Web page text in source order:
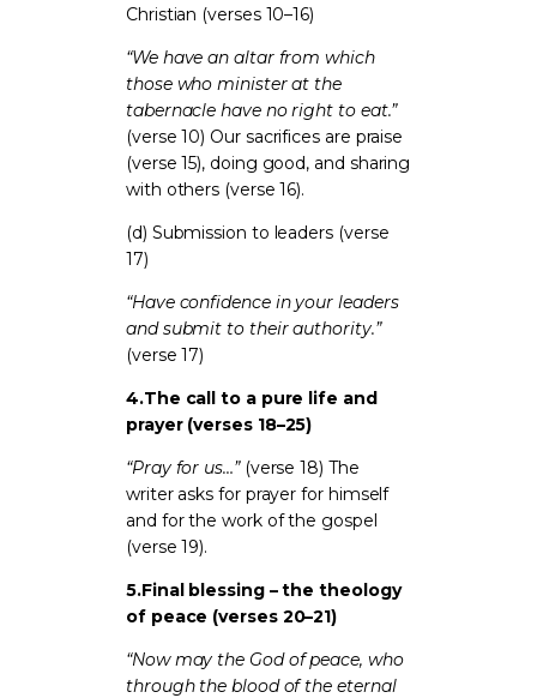
Christian (verses 10–16)
“We have an altar from which
those who minister at the
tabernacle have no right to eat.”
(verse 10) Our sacrifices are praise
(verse 15), doing good, and sharing
with others (verse 16).
(d) Submission to leaders (verse
17)
“Have confidence in your leaders
and submit to their authority.”
(verse 17)
4.The call to a pure life and
prayer (verses 18–25)
“Pray for us…”(verse 18) The
writer asks for prayer for himself
and for the work of the gospel
(verse 19).
5.Final blessing – the theology
of peace (verses 20–21)
“Now may the God of peace, who
through the blood of the eternal